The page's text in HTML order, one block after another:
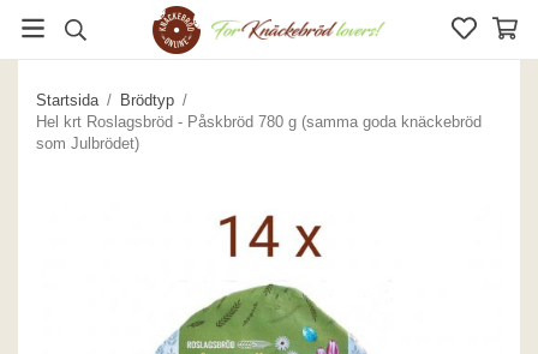
Startsida / Brödtyp /
Hel krt Roslagsbröd - Påskbröd 780 g (samma goda knäckebröd
som Julbrödet)